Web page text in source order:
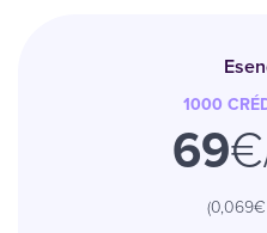
1000
69